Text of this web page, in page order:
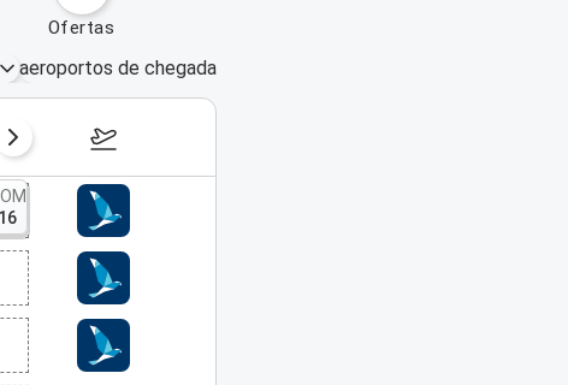
ofertas
aeroportos de chegada
17–23 de agosto de 2026
16